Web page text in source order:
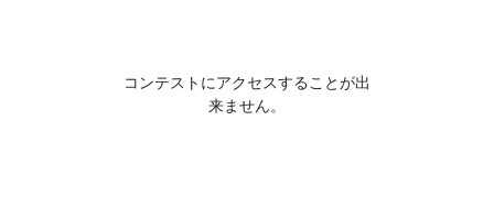
コンテストにアクセスすることが出
来ません。